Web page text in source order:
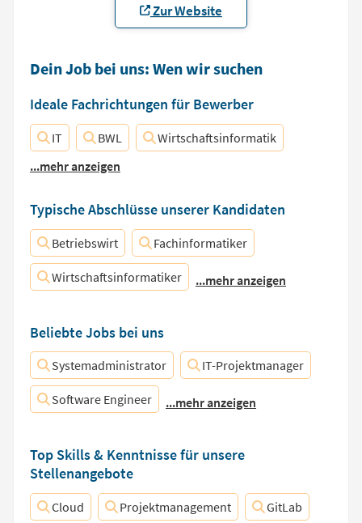
Zur Website
Dein Job bei uns: Wen wir suchen
Ideale Fachrichtungen für Bewerber
IT BWL
Wirtschaftsinformatik
...mehr anzeigen
Typische Abschlüsse unserer Kandidaten
Betriebswirt Fachinformatiker
Wirtschaftsinformatiker ...mehr anzeigen
Beliebte Jobs bei uns
Systemadministrator IT-Projektmanager
Software Engineer ...mehr anzeigen
Top Skills & Kenntnisse für unsere
Stellenangebote
Cloud Projektmanagement
GitLab